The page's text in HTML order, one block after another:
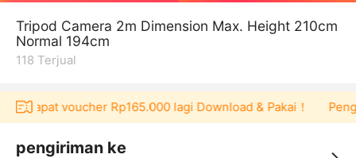
Tripod Camera 2m Dimension Max. Height 210cm
Normal 194cm
118 Terjual
dapat voucher Rp165.000 lagi Download & Pakai！
pengiriman ke